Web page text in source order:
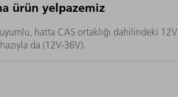
ürün yelpazemiz
hatta CAS ortaklığı dahilindeki 12V
da (12V-36V).